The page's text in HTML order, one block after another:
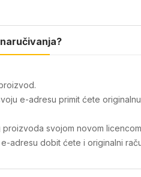
e-adresu primit ćete
proizvoda svojom novom
adresu dobit ćete i originalni